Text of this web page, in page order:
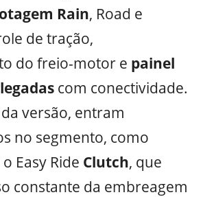
Rain, Road e
de tração,
do freio-motor e painel
com conectividade.
versão, entram
no segmento, como
Easy Ride Clutch, que
constante da embreagem